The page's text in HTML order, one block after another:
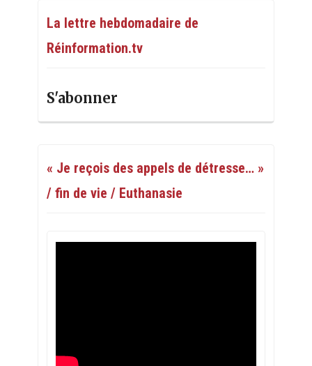
La lettre hebdomadaire de
Réinformation.tv
S'abonner
« Je reçois des appels de détresse… »
/ fin de vie / Euthanasie